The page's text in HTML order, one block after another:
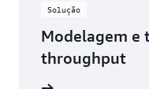
Solução
Modelagem e
throughput